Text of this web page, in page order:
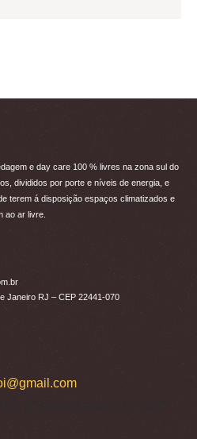
e day care 100 % livres na zona sul do
divididos por porte e níveis de energia, e
terem á disposição espaços climatizados e
ao ar livre.
Janeiro RJ – CEP 22441-070